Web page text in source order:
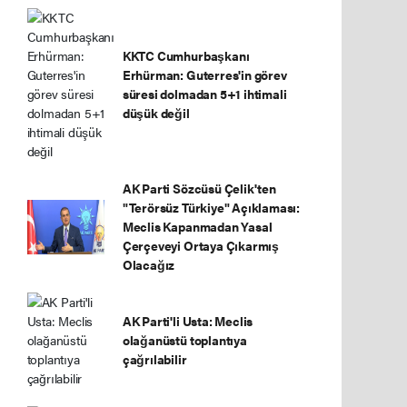
KKTC Cumhurbaşkanı
Erhürman: Guterres'in görev
süresi dolmadan 5+1 ihtimali
düşük değil
AK Parti Sözcüsü Çelik'ten
"Terörsüz Türkiye" Açıklaması:
Meclis Kapanmadan Yasal
Çerçeveyi Ortaya Çıkarmış
Olacağız
AK Parti'li Usta: Meclis
olağanüstü toplantıya
çağrılabilir